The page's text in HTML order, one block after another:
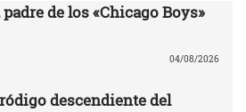
de los «Chicago Boys»
04/08/2026
descendiente del